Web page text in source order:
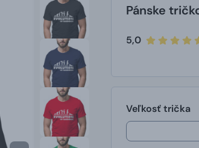
Pánske
5,0
Veľkosť trička